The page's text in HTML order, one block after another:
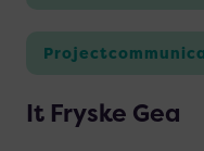
It Fryske Gea